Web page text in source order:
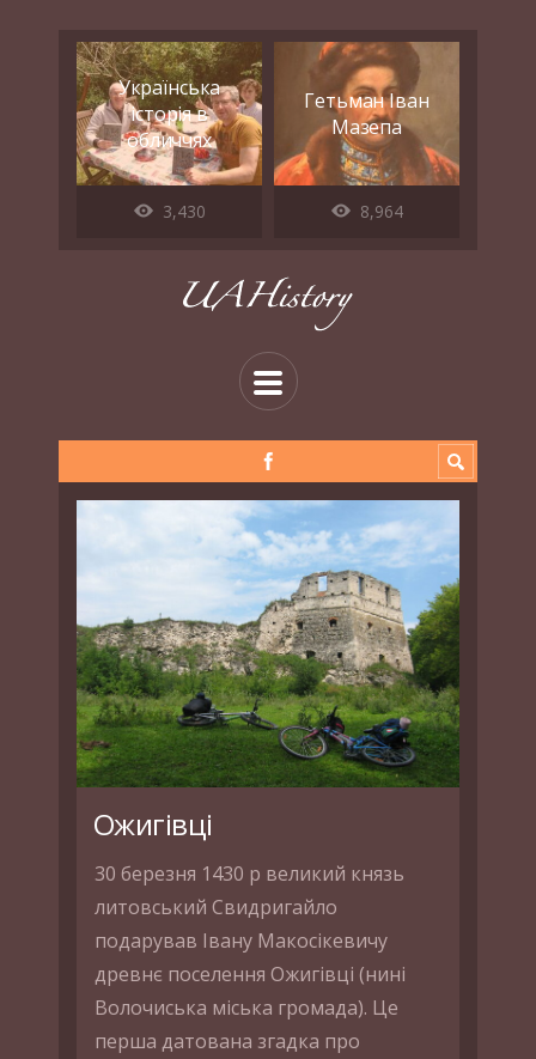
Українська
історія в
обличчях
3,430
Гетьман Іван
Мазепа
8,964
Ожигівці
30 березня 1430 р великий князь
литовський Свидригайло
подарував Івану Макосікевичу
древнє поселення Ожигівці (нині
Волочиська міська громада). Це
перша датована згадка про